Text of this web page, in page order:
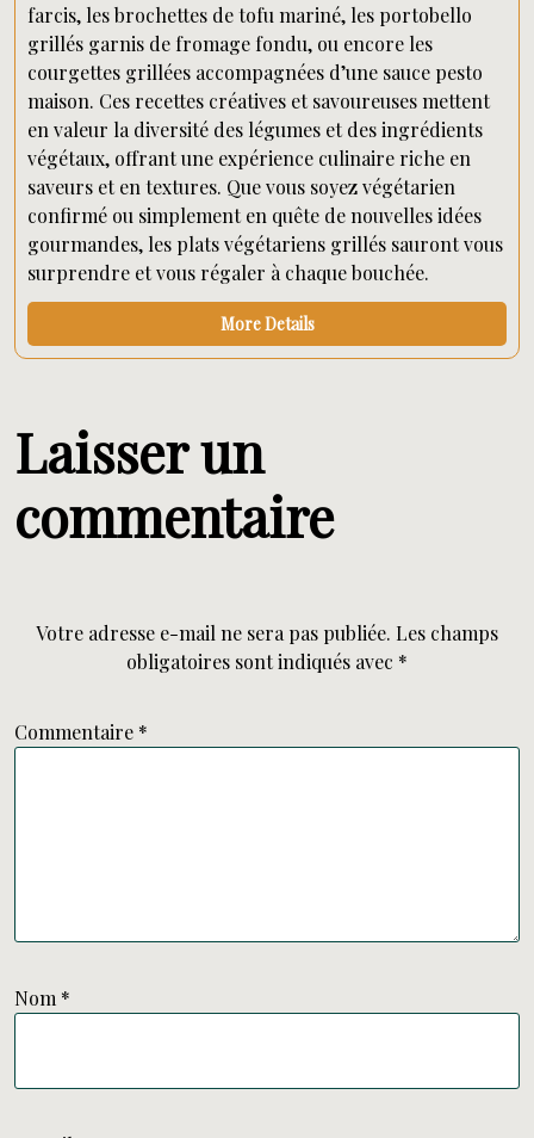
farcis, les brochettes de tofu mariné, les portobello
grillés garnis de fromage fondu, ou encore les
courgettes grillées accompagnées d’une sauce pesto
maison. Ces recettes créatives et savoureuses mettent
en valeur la diversité des légumes et des ingrédients
végétaux, offrant une expérience culinaire riche en
saveurs et en textures. Que vous soyez végétarien
confirmé ou simplement en quête de nouvelles idées
gourmandes, les plats végétariens grillés sauront vous
surprendre et vous régaler à chaque bouchée.
More Details
Laisser un
commentaire
Votre adresse e-mail ne sera pas publiée. Les champs
obligatoires sont indiqués avec *
Commentaire *
Nom *